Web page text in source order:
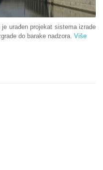
urađen projekat sistema izrade
do barake nadzora. Više